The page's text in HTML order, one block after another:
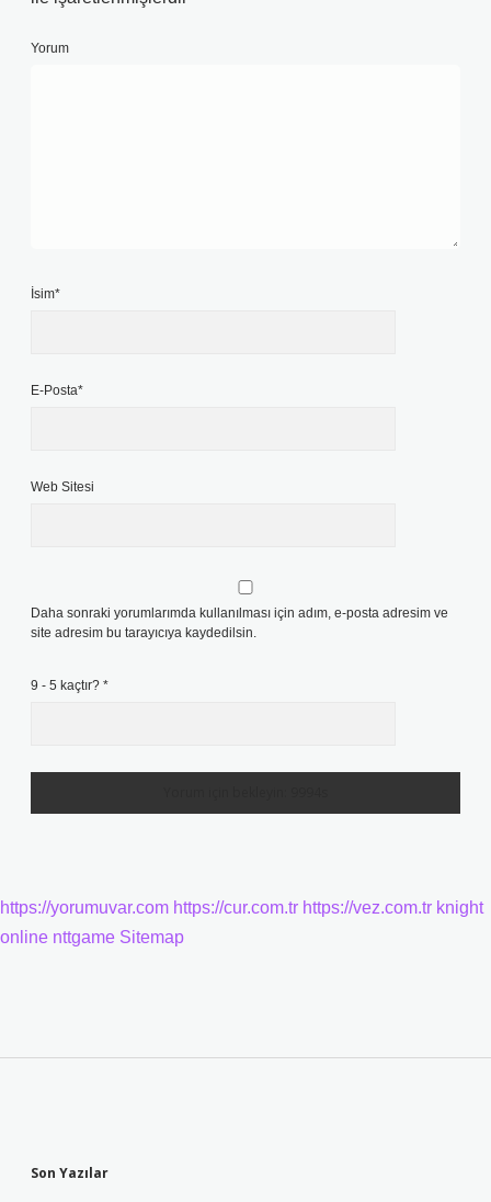
Yorum
İsim*
E-Posta*
Web Sitesi
Daha sonraki yorumlarımda kullanılması için adım, e-posta adresim ve
site adresim bu tarayıcıya kaydedilsin.
9 - 5 kaçtır? *
https://yorumuvar.com https://cur.com.tr https://vez.com.tr knight
online nttgame Sitemap
Son Yazılar